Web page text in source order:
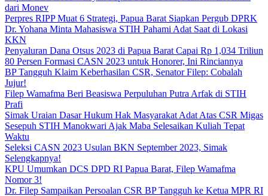
dari Monev
Perpres RIPP Muat 6 Strategi, Papua Barat Siapkan Pergub DPRK
Dr. Yohana Minta Mahasiswa STIH Pahami Adat Saat di Lokasi
KKN
Penyaluran Dana Otsus 2023 di Papua Barat Capai Rp 1,034 Triliun
80 Persen Formasi CASN 2023 untuk Honorer, Ini Rinciannya
BP Tangguh Klaim Keberhasilan CSR, Senator Filep: Cobalah
Jujur!
Filep Wamafma Beri Beasiswa Perpuluhan Putra Arfak di STIH
Prafi
Simak Uraian Dasar Hukum Hak Masyarakat Adat Atas CSR Migas
Sesepuh STIH Manokwari Ajak Maba Selesaikan Kuliah Tepat
Waktu
Seleksi CASN 2023 Usulan BKN September 2023, Simak
Selengkapnya!
KPU Umumkan DCS DPD RI Papua Barat, Filep Wamafma
Nomor 3!
Dr. Filep Sampaikan Persoalan CSR BP Tangguh ke Ketua MPR RI